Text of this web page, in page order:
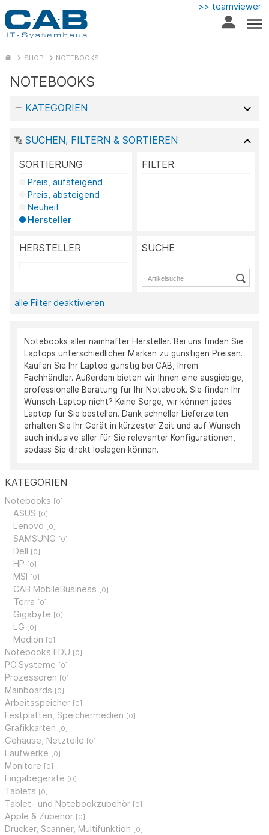
>> teamviewer
SHOP NOTEBOOKS
KATEGORIEN
Notebooks [0]
ASUS [0]
Lenovo [0]
SAMSUNG [0]
Dell [0]
HP [0]
MSI [0]
CAB MobileBusiness [0]
Terra [0]
Gigabyte [0]
LG [0]
Medion [0]
Notebooks EDU [0]
PC Systeme [0]
Prozessoren [0]
Mainboards [0]
Arbeitsspeicher [0]
Festplatten, Speichermedien [0]
Grafikkarten [0]
Gehäuse, Netzteile [0]
Laufwerke [0]
Monitore [0]
Eingabegeräte [0]
Tablets [0]
Tablet- und Notebookzubehör [0]
Apple & Zubehör [0]
Drucker, Scanner, Multifunktion [0]
NOTEBOOKS
KATEGORIEN
SUCHEN, FILTERN & SORTIEREN
SORTIERUNG
Preis, aufsteigend
Preis, absteigend
Neuheit
Hersteller
FILTER
HERSTELLER SUCHE
alle Filter deaktivieren
Notebooks aller namhafter Hersteller. Bei uns finden Sie
Laptops unterschiedlicher Marken zu günstigen Preisen.
Kaufen Sie Ihr Laptop günstig bei CAB, Ihrem
Fachhändler. Außerdem bieten wir Ihnen eine ausgiebige,
professionelle Beratung für Ihr Notebook. Sie finden Ihr
Wunsch-Laptop nicht? Keine Sorge, wir können jedes
Laptop für Sie bestellen. Dank schneller Lieferzeiten
erhalten Sie Ihr Gerät in kürzester Zeit und auf Wunsch
auch inklusive aller für Sie relevanter Konfigurationen,
sodass Sie direkt loslegen können.